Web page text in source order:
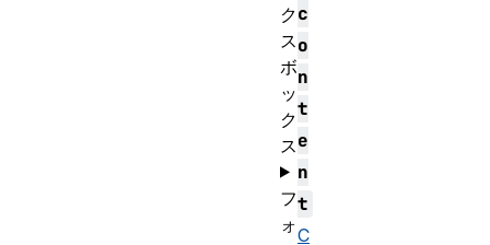
c
o
n
t
e
n
t
C
ク
ス
ボ
ッ
ク
ス
フ
ォ